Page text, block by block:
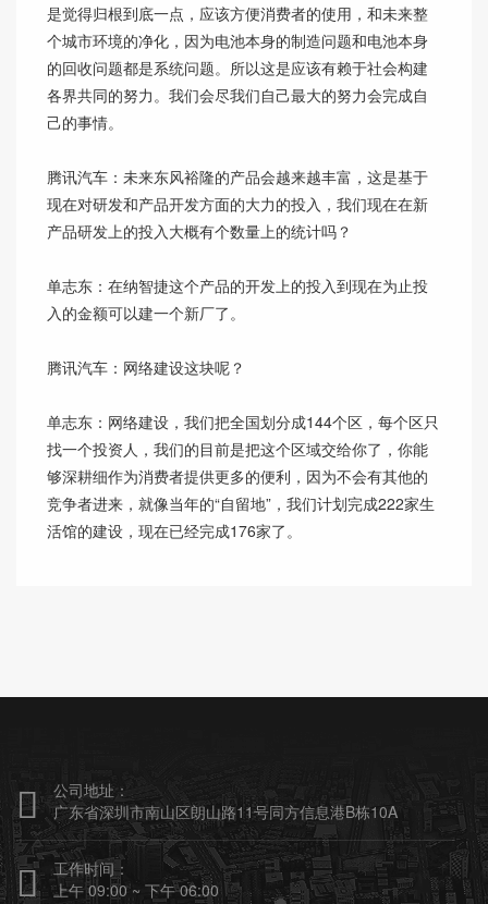
是觉得归根到底一点，应该方便消费者的使用，和未来整
个城市环境的净化，因为电池本身的制造问题和电池本身
的回收问题都是系统问题。所以这是应该有赖于社会构建
各界共同的努力。我们会尽我们自己最大的努力会完成自
己的事情。
腾讯汽车：未来东风裕隆的产品会越来越丰富，这是基于
现在对研发和产品开发方面的大力的投入，我们现在在新
产品研发上的投入大概有个数量上的统计吗？
单志东：在纳智捷这个产品的开发上的投入到现在为止投
入的金额可以建一个新厂了。
腾讯汽车：网络建设这块呢？
单志东：网络建设，我们把全国划分成144个区，每个区只
找一个投资人，我们的目前是把这个区域交给你了，你能
够深耕细作为消费者提供更多的便利，因为不会有其他的
竞争者进来，就像当年的“自留地”，我们计划完成222家生
活馆的建设，现在已经完成176家了。

公司地址：
广东省深圳市南山区朗山路11号同方信息港B栋10A

工作时间：
上午 09:00 ~ 下午 06:00